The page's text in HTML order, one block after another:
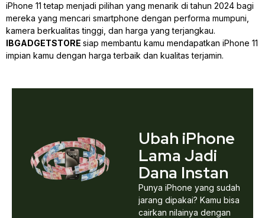
iPhone 11 tetap menjadi pilihan yang menarik di tahun 2024 bagi
mereka yang mencari smartphone dengan performa mumpuni,
kamera berkualitas tinggi, dan harga yang terjangkau.
IBGADGETSTORE siap membantu kamu mendapatkan iPhone 11
impian kamu dengan harga terbaik dan kualitas terjamin.
Ubah iPhone
Lama Jadi
Dana Instan
Punya iPhone yang sudah
jarang dipakai? Kamu bisa
cairkan nilainya dengan